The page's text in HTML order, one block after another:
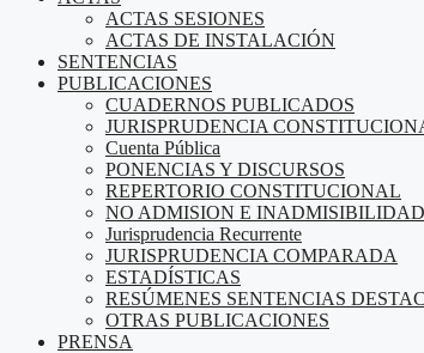
ACTAS SESIONES
ACTAS DE INSTALACIÓN
SENTENCIAS
PUBLICACIONES
CUADERNOS PUBLICADOS
JURISPRUDENCIA
Cuenta Pública
PONENCIAS Y DISCURSOS
REPERTORIO CONSTITUCIONAL
NO ADMISION E INADMISIBILIDAD
Jurisprudencia Recurrente
JURISPRUDENCIA COMPARADA
ESTADÍSTICAS
RESÚMENES SENTENCIAS
OTRAS PUBLICACIONES
PRENSA